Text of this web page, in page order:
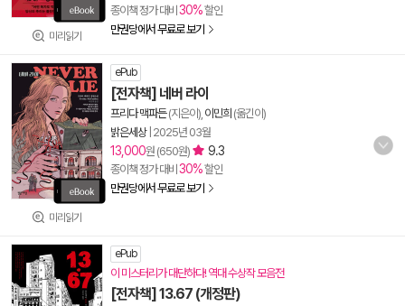
미리읽기
종이책 정가 대비 30%할인
만권당에서 무료로 보기
미리읽기
ePub
[전자책] 네버 라이
프리다 맥파든(지은이), 이민희 (옮긴이)
밝은세상| 2025년 03월
13,000원 (650원) 9.3
종이책 정가 대비 30%할인
만권당에서 무료로 보기
ePub
이 미스터리가 대단하다! 역대 수상작 모음전
[전자책] 13.67 (개정판)